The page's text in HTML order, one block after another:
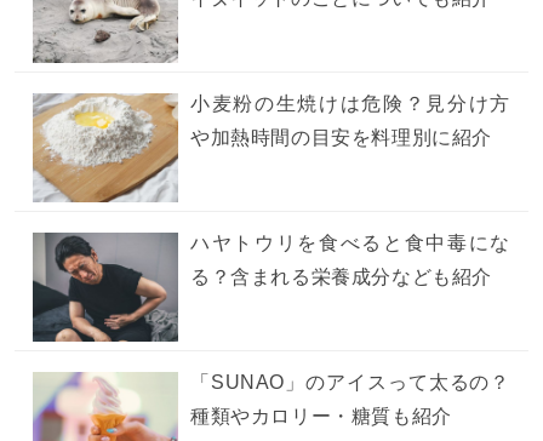
小麦粉の生焼けは危険？見分け方
や加熱時間の目安を料理別に紹介
ハヤトウリを食べると食中毒にな
る？含まれる栄養成分なども紹介
「SUNAO」のアイスって太るの？
種類やカロリー・糖質も紹介